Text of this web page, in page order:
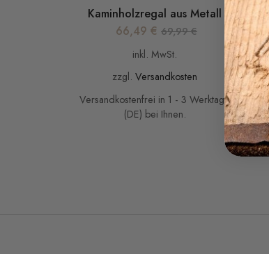
Kaminholzregal aus Metall
66,49 € 69,99€
inkl. MwSt.
zzgl. Versandkosten
Versandkostenfrei in 1 - 3 Werktage
(DE) bei Ihnen.